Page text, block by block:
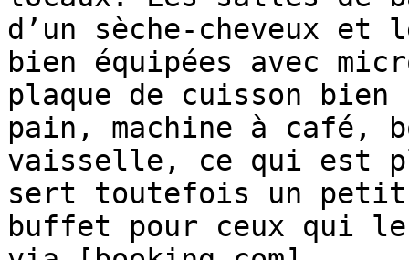
d’un sèche-cheveux
bien équipées avec
plaque de cuisson
pain, machine à
vaisselle, ce qui est
sert toutefois un
buffet pour ceux qui